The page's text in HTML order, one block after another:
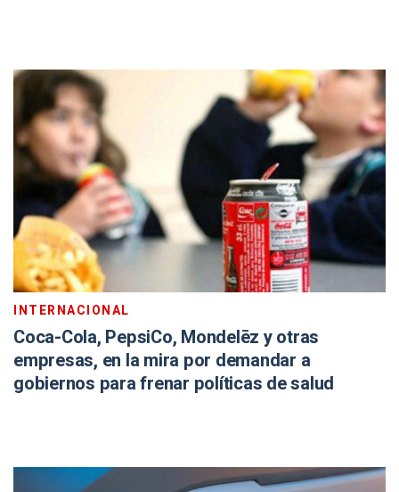
INTERNACIONAL
Coca-Cola, PepsiCo, Mondelēz y otras
empresas, en la mira por demandar a
gobiernos para frenar políticas de salud